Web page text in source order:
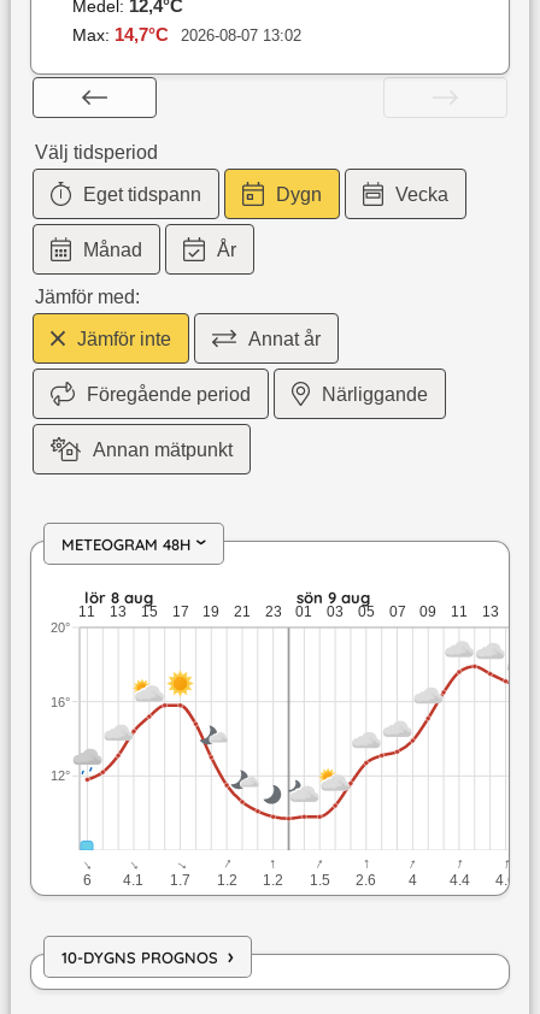
Medel: 12,4°C
Max: 14,7°C 2026-08-07 13:02
Välj tidsperiod
Eget tidspann Dygn Vecka
Månad År
Jämför med:
Jämför inte Annat år
Föregående period Närliggande
Annan mätpunkt
METEOGRAM 48H ›
lör 8 aug: 15,8 till 9,8 grader: 0,2 mm nederbörd: upp till 6
lör 8 aug sön 9 aug
11 13 15 17 19 21 23 01 03 05 07 09 11 13
12°
16°
20°
↓
6
↓
4.1
↓
1.7
↓
1.2
↓
1.2
↓
1.5
↓
2.6
↓
4
↓
4.4
↓
4.6
10-DYGNS PROGNOS ›